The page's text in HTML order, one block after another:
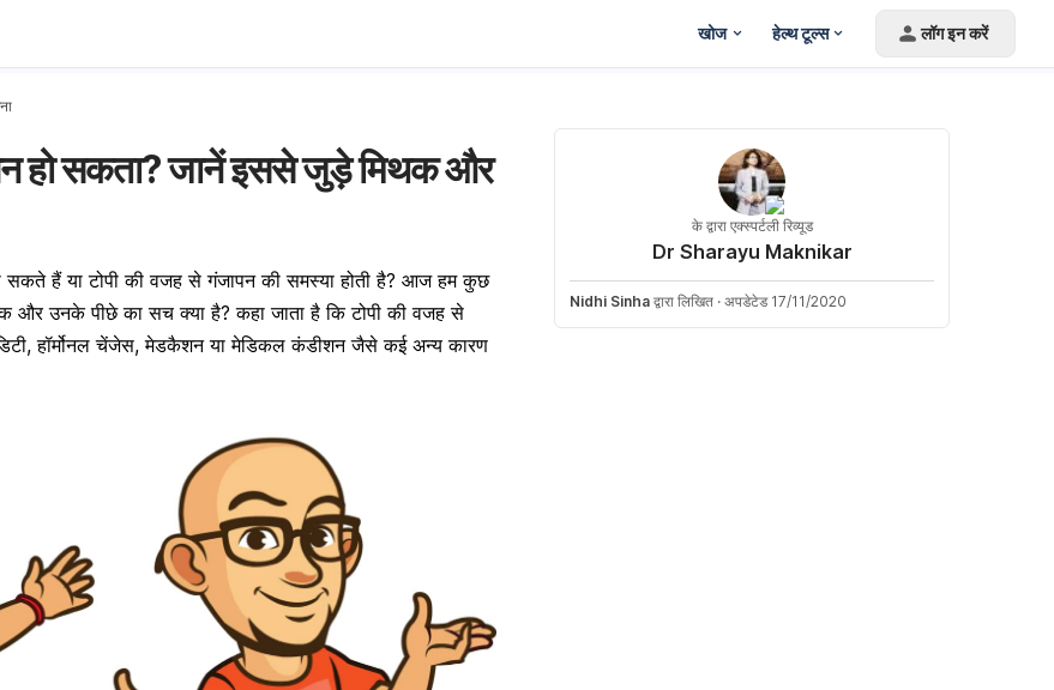
खोज हेल्थ टूल्स लॉग इन करें
हो सकता? जानें इससे जुड़े मिथक और
सकते हैं या टोपी की वजह से गंजापन की समस्या होती है? आज हम कुछ
और उनके पीछे का सच क्या है? कहा जाता है कि टोपी की वजह से
हॉर्मोनल चेंजेस, मेडकैशन या मेडिकल कंडीशन जैसे कई अन्य कारण
के द्वारा एक्स्पर्टली रिव्यूड
Dr Sharayu Maknikar
Nidhi Sinha द्वारा लिखित · अपडेटेड 17/11/2020